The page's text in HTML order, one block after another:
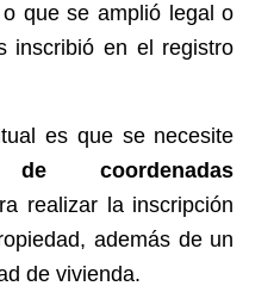
que se amplió legal o
inscribió en el registro
es que se necesite
coordenadas
realizar la inscripción
además de un
de vivienda.